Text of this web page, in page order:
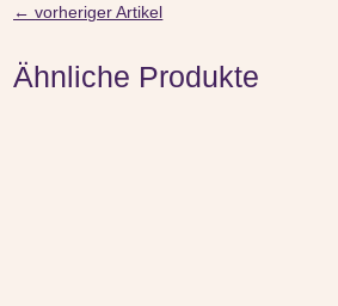
←vorheriger Artikel
Ähnliche Produkte